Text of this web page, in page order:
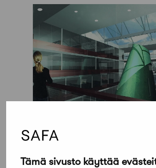
Tämä sivusto käyttää